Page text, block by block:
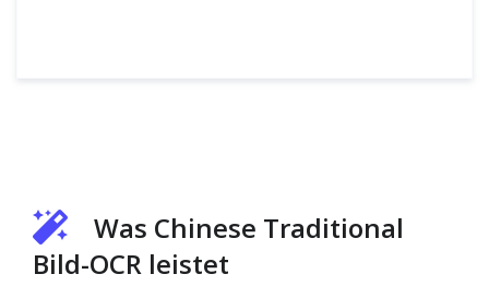
Was Chinese Traditional
Bild-OCR leistet